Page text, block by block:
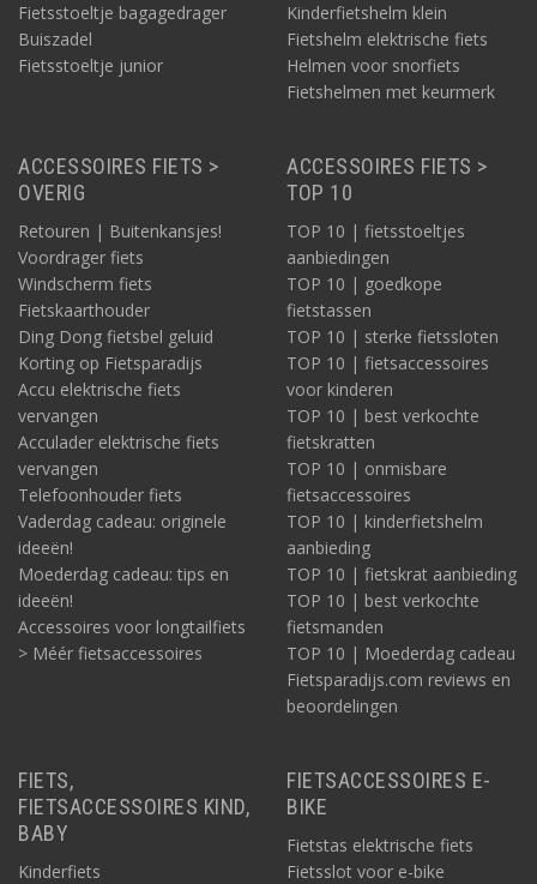
Fietsstoeltje bagagedrager
Buiszadel
Fietsstoeltje junior
Kinderfietshelm klein
Fietshelm elektrische fiets
Helmen voor snorfiets
Fietshelmen met keurmerk
ACCESSOIRES FIETS >
OVERIG
Retouren | Buitenkansjes!
Voordrager fiets
Windscherm fiets
Fietskaarthouder
Ding Dong fietsbel geluid
Korting op Fietsparadijs
Accu elektrische fiets
vervangen
Acculader elektrische fiets
vervangen
Telefoonhouder fiets
Vaderdag cadeau: originele
ideeën!
Moederdag cadeau: tips en
ideeën!
Accessoires voor longtailfiets
> Méér fietsaccessoires
ACCESSOIRES FIETS >
TOP 10
TOP 10 | fietsstoeltjes
aanbiedingen
TOP 10 | goedkope
fietstassen
TOP 10 | sterke fietssloten
TOP 10 | fietsaccessoires
voor kinderen
TOP 10 | best verkochte
fietskratten
TOP 10 | onmisbare
fietsaccessoires
TOP 10 | kinderfietshelm
aanbieding
TOP 10 | fietskrat aanbieding
TOP 10 | best verkochte
fietsmanden
TOP 10 | Moederdag cadeau
Fietsparadijs.com reviews en
beoordelingen
FIETS,
FIETSACCESSOIRES KIND,
BABY
Kinderfiets
FIETSACCESSOIRES E-
BIKE
Fietstas elektrische fiets
Fietsslot voor e-bike